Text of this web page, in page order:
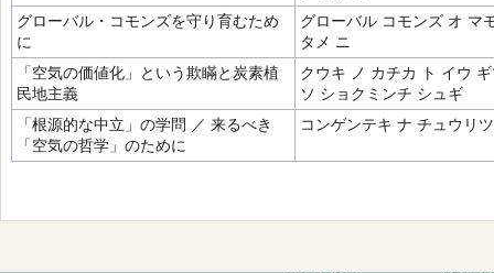
グローバル・コモンズを守り育むため
に
グローバル コモンズ オ マ
タメ ニ
「空気の価値化」という欺瞞と炭素植
民地主義
クウキ ノ カチカ ト イウ
ソ ショクミンチ シュギ
「根源的な中立」の学問 ／ 来るべき
「空気の哲学」のために
コンゲンテキ ナ チュウリ